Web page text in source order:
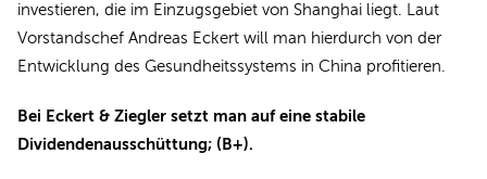
investieren, die im Einzugsgebiet von Shanghai liegt. Laut
Vorstandschef Andreas Eckert will man hierdurch von der
Entwicklung des Gesundheitssystems in China profitieren.
Bei Eckert & Ziegler setzt man auf eine stabile
Dividendenausschüttung; (B+).